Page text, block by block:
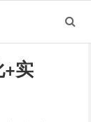
实